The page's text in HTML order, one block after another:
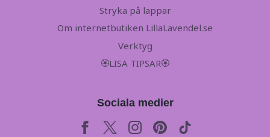
Stryka på lappar
Om internetbutiken LillaLavendel.se
Verktyg
🏵LISA TIPSAR🏵
Sociala medier